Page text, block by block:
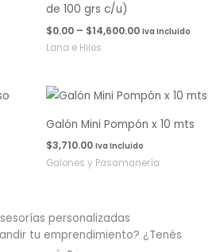
de 100 grs c/u)
$0.00 – $14,600.00 Iva Incluido
Lana e Hilos
Galón Mini Pompón x 10 mts
$3,710.00 Iva Incluido
Galones y Pasamanería
personalizadas
tu emprendimiento? ¿Tenés